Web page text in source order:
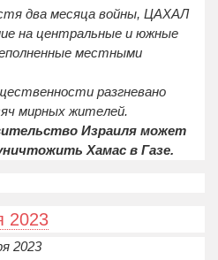
два месяца войны, ЦАХАЛ
на центральные и южные
местными
разгневано
мирных жителей.
Израиля может
Хамас в Газе.
2023
2023